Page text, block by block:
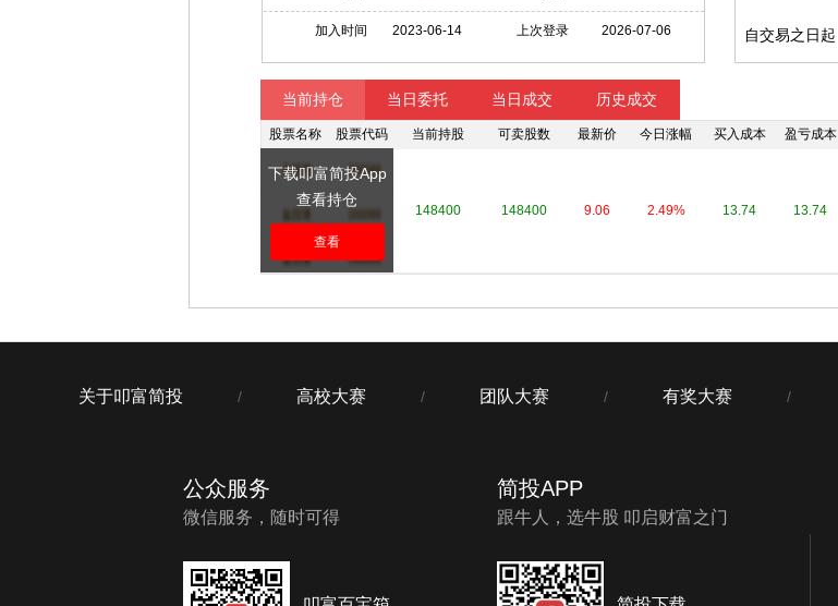
加入时间 2023-06-14 上次登录 2026-07-06 自交易之日起
当前持仓 当日委托 当日成交 历史成交
股票名称 股票代码 当前持股 可卖股数 最新价 今日涨幅 买入成本 盈亏成本
**** **** 148400 148400 9.06 2.49% 13.74 13.74
下载叩富简投App
查看持仓
查看
关于叩富简投 / 高校大赛 / 团队大赛 / 有奖大赛 /
公众服务
微信服务，随时可得
简投APP
跟牛人，选牛股 叩启财富之门